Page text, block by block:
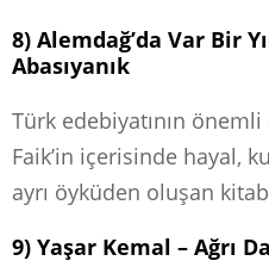
8) Alemdağ’da Var Bir
Abasıyanık
Türk edebiyatının
Faik’in içerisinde hayal,
ayrı öyküden oluşan
9) Yaşar Kemal – Ağrı